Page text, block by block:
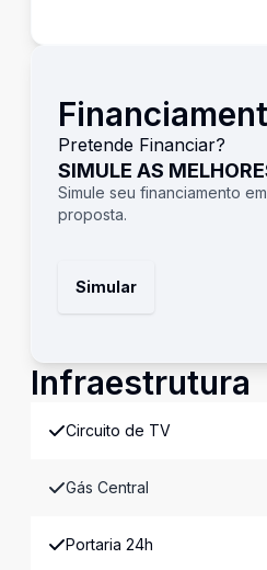
Pretende Financiar?
SIMULE AS
Simule seu financiamento
proposta.
Simular
Infraestrutura
Circuito de TV
Gás Central
Portaria 24h